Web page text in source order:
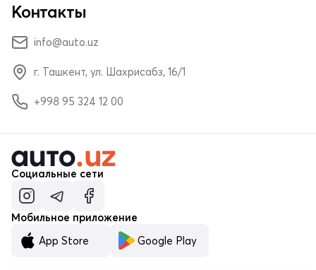
Контакты
info@auto.uz
г. Ташкент, ул. Шахрисабз, 16/1
+998 95 324 12 00
Социальные сети
Мобильное приложение
App Store
Google Play